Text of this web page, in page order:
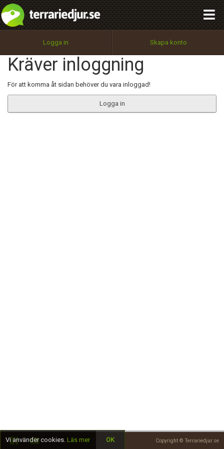
Logga in Skapa konto
Kräver inloggning
För att komma åt sidan behöver du vara inloggad!
Logga in
Copyright © Terrariedjur.se
Utför
100%
OK
integritetspolicy
Namn:
Epost:
Begär nytt lösenord
Tillbaka till förstasidan
Vi använder cookies. Läs mer OK